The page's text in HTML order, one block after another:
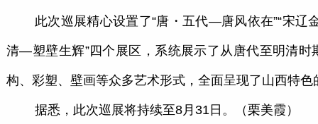
此次巡展精心设置了“唐・五代—唐风依在”“宋辽
清—塑壁生辉”四个展区，系统展示了从唐代至明清时
构、彩塑、壁画等众多艺术形式，全面呈现了山西特色
据悉，此次巡展将持续至8月31日。（栗美霞）